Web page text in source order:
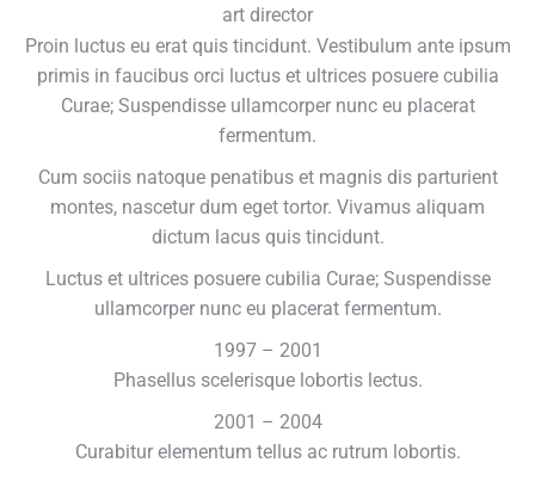
art director
Proin luctus eu erat quis tincidunt. Vestibulum ante ipsum
primis in faucibus orci luctus et ultrices posuere cubilia
Curae; Suspendisse ullamcorper nunc eu placerat
fermentum.
Cum sociis natoque penatibus et magnis dis parturient
montes, nascetur dum eget tortor. Vivamus aliquam
dictum lacus quis tincidunt.
Luctus et ultrices posuere cubilia Curae; Suspendisse
ullamcorper nunc eu placerat fermentum.
1997 – 2001
Phasellus scelerisque lobortis lectus.
2001 – 2004
Curabitur elementum tellus ac rutrum lobortis.